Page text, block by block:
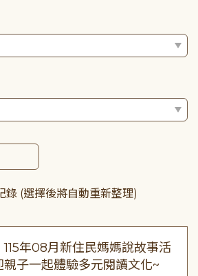
錄 (選擇後將自動重新整理)
115年08月新住民媽媽說故事活
親子一起體驗多元閱讀文化~